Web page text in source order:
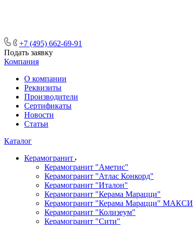
+7 (495) 662-69-91
Подать заявку
Компания
О компании
Реквизиты
Производители
Сертификаты
Новости
Статьи
Каталог
Керамогранит
Керамогранит "Аметис"
Керамогранит "Атлас Конкорд"
Керамогранит "Италон"
Керамогранит "Керама Марацци"
Керамогранит "Керама Марацци" МАКСИ
Керамогранит "Колизеум"
Керамогранит "Сити"